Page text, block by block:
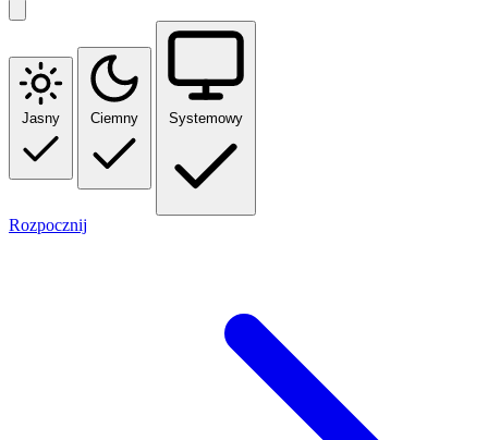
Jasny Ciemny Systemowy
Rozpocznij